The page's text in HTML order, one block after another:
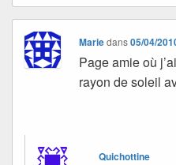
Mariedans05/04/
Page amie où
rayon de soleil
Quichottine